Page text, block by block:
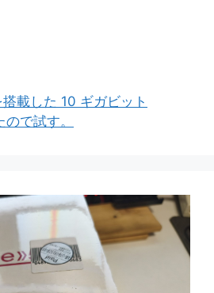
載した 10 ギガビット
で試す。